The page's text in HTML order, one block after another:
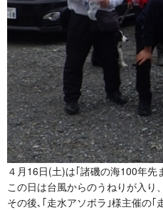
４月16日(土)は｢諸磯の海100年
この日は台風からのうねりが入り
その後､｢走水アソボラ｣様主催の